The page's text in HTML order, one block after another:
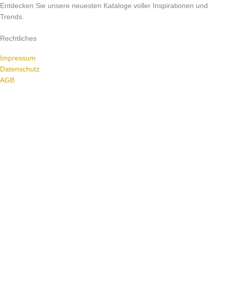
Entdecken Sie unsere neuesten Kataloge voller Inspirationen und
Trends.
Rechtliches
Impressum
Datenschutz
AGB